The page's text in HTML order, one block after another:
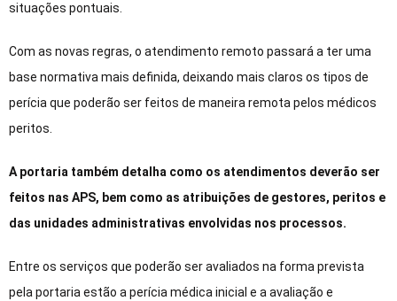
situações pontuais.
Com as novas regras, o atendimento remoto passará a ter uma
base normativa mais definida, deixando mais claros os tipos de
perícia que poderão ser feitos de maneira remota pelos médicos
peritos.
A portaria também detalha como os atendimentos deverão ser
feitos nas APS, bem como as atribuições de gestores, peritos e
das unidades administrativas envolvidas nos processos.
Entre os serviços que poderão ser avaliados na forma prevista
pela portaria estão a perícia médica inicial e a avaliação e